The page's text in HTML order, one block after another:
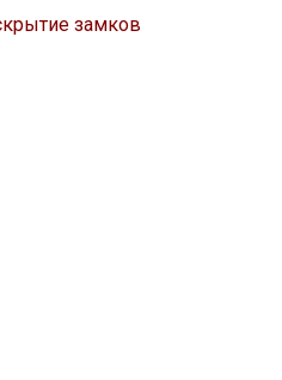
замков